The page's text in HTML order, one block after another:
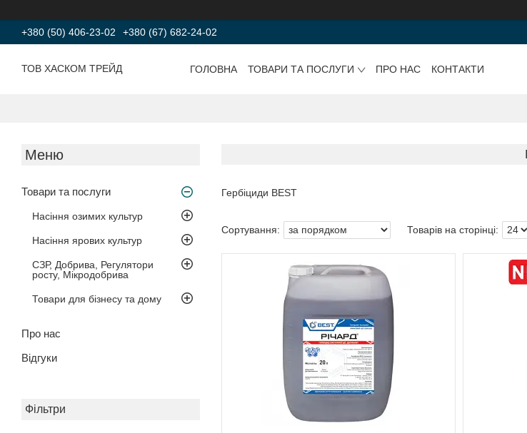
+380 (50) 406-23-02 +380 (67) 682-24-02
ТОВ ХАСКОМ ТРЕЙД ГОЛОВНА ТОВАРИ ТА ПОСЛУГИ ПРО НАС КОНТАКТИ
Товари та послуги
Насіння озимих культур
Насіння ярових культур
СЗР, Добрива, Регулятори
росту, Мікродобрива
Товари для бізнесу та дому
Про нас
Відгуки
Фільтри
Гербіциди BEST